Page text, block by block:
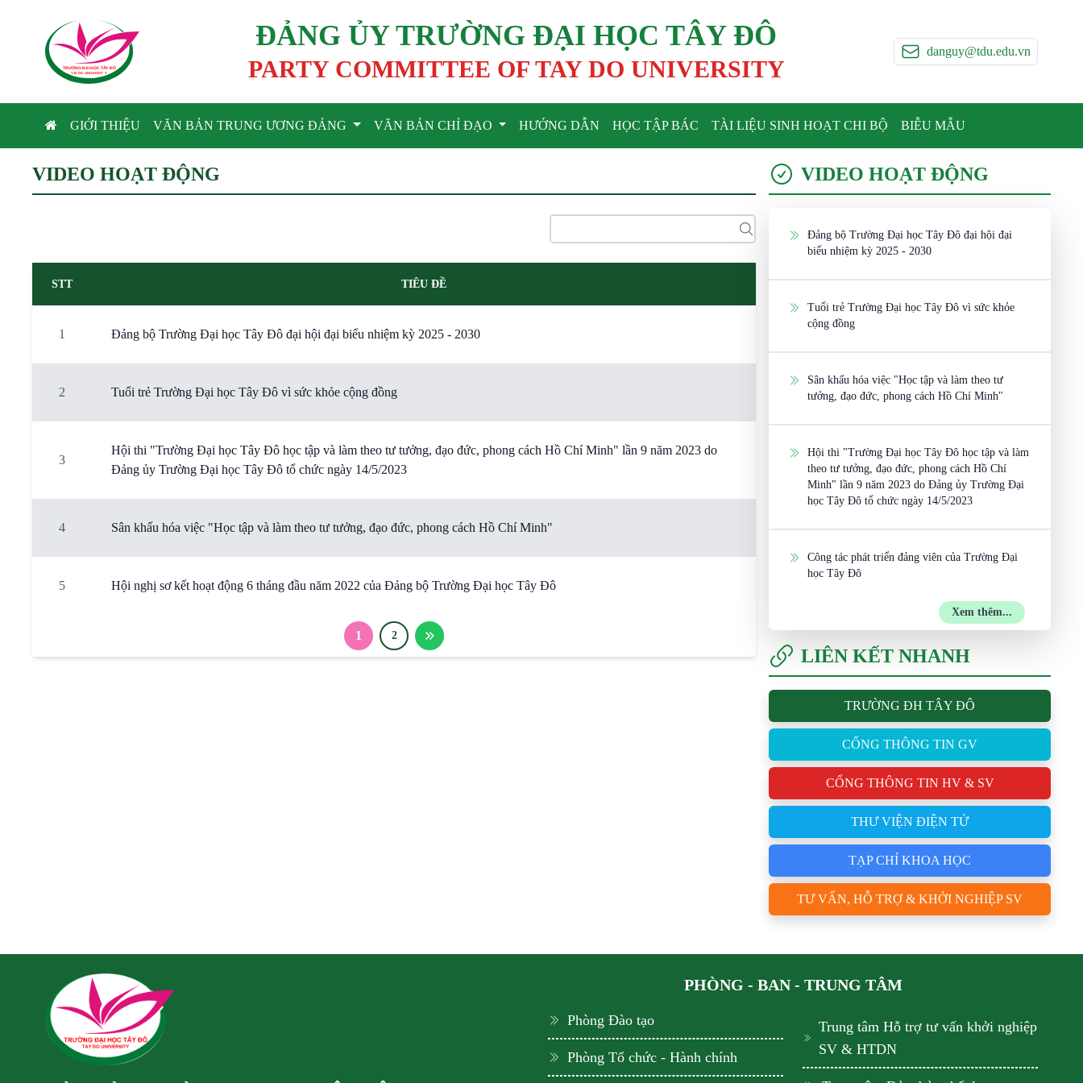
TRƯỜNG ĐẠI HỌC TÂY ĐÔ
TAY DO UNIVERSIT Y
ĐẢNG ỦY TRƯỜNG ĐẠI HỌC TÂY ĐÔ
PARTY COMMITTEE OF TAY DO UNIVERSITY
danguy@tdu.edu.vn
GIỚI THIỆU VĂN BẢN TRUNG ƯƠNG ĐẢNG VĂN BẢN CHỈ ĐẠO HƯỚNG DẪN HỌC TẬP BÁC TÀI LIỆU SINH HOẠT CHI BỘ BIỄU MẪU
VIDEO HOẠT ĐỘNG
STT TIÊU ĐỀ
1 Đảng bộ Trường Đại học Tây Đô đại hội đại biểu nhiệm kỳ 2025 - 2030
2 Tuổi trẻ Trường Đại học Tây Đô vì sức khỏe cộng đồng
3
Hội thi "Trường Đại học Tây Đô học tập và làm theo tư tưởng, đạo đức, phong cách Hồ Chí Minh" lần 9 năm 2023 do
Đảng ủy Trường Đại học Tây Đô tổ chức ngày 14/5/2023
4 Sân khấu hóa việc "Học tập và làm theo tư tưởng, đạo đức, phong cách Hồ Chí Minh"
5 Hội nghị sơ kết hoạt động 6 tháng đầu năm 2022 của Đảng bộ Trường Đại học Tây Đô
1 2
VIDEO HOẠT ĐỘNG
Đảng bộ Trường Đại học Tây Đô đại hội đại
biểu nhiệm kỳ 2025 - 2030
Tuổi trẻ Trường Đại học Tây Đô vì sức khỏe
cộng đồng
Sân khấu hóa việc "Học tập và làm theo tư
tưởng, đạo đức, phong cách Hồ Chí Minh"
Hội thi "Trường Đại học Tây Đô học tập và làm
theo tư tưởng, đạo đức, phong cách Hồ Chí
Minh" lần 9 năm 2023 do Đảng ủy Trường Đại
học Tây Đô tổ chức ngày 14/5/2023
Công tác phát triển đảng viên của Trường Đại
học Tây Đô
Xem thêm...
LIÊN KẾT NHANH
TRƯỜNG ĐH TÂY ĐÔ
CỔNG THÔNG TIN GV
CỔNG THÔNG TIN HV & SV
THƯ VIỆN ĐIỆN TỬ
TẠP CHÍ KHOA HỌC
TƯ VẤN, HỖ TRỢ & KHỞI NGHIỆP SV
PHÒNG - BAN - TRUNG TÂM
Phòng Đào tạo
Phòng Tổ chức - Hành chính
Trung tâm Hỗ trợ tư vấn khởi nghiệp
SV & HTDN